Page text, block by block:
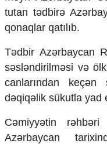
Humanitar
Elm və təhsil
Diaspor
Yüksəliş hekayəsi
Mədəniyyətimizin
Zəfər Diasporu
Səhiyyə
Ailə və uşaq
Turizm
tutan tədbirə
qonaqlar qatılıb.
Tədbir Azərbaycan
səsləndirilməsi və
canlarından
dəqiqəlik sükutla yad
Cəmiyyətin
Azərbaycan